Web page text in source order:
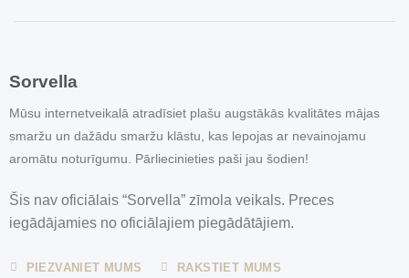
Sorvella
Mūsu internetveikalā atradīsiet plašu augstākās kvalitātes mājas
smaržu un dažādu smaržu klāstu, kas lepojas ar nevainojamu
aromātu noturīgumu. Pārliecinieties paši jau šodien!
Šis nav oficiālais “Sorvella” zīmola veikals. Preces
iegādājamies no oficiālajiem piegādātājiem.
PIEZVANIET MUMS RAKSTIET MUMS